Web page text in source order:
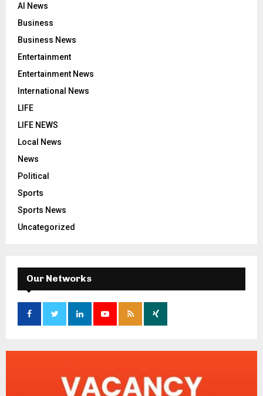
AI News
Business
Business News
Entertainment
Entertainment News
International News
LIFE
LIFE NEWS
Local News
News
Political
Sports
Sports News
Uncategorized
Our Networks